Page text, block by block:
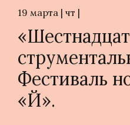
19 марта | чт |
Фестиваль
«Й».